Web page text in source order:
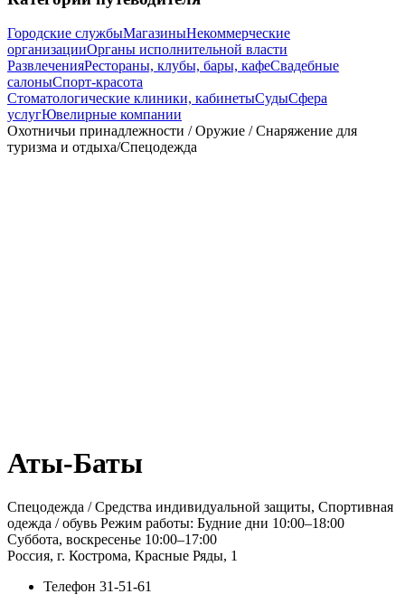
Городские службыМагазиныНекоммерческие
организацииОрганы исполнительной власти
РазвлеченияРестораны, клубы, бары, кафеСвадебные
салоныСпорт-красота
Стоматологические клиники, кабинетыСудыСфера
услугЮвелирные компании
Охотничьи принадлежности / Оружие / Снаряжение для
туризма и отдыха/Спецодежда
Аты-Баты
Спецодежда / Средства индивидуальной защиты, Спортивная
одежда / обувь Режим работы: Будние дни 10:00–18:00
Суббота, воскресенье 10:00–17:00
Россия, г. Кострома, Красные Ряды, 1
Телефон 31-51-61